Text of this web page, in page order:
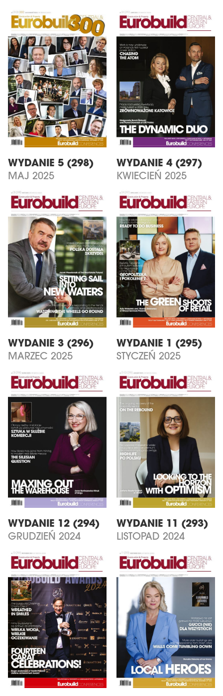
WYDANIE 5 (298)
MAJ 2025
WYDANIE 4 (297)
KWIECIEŃ 2025
WYDANIE 3 (296)
MARZEC 2025
WYDANIE 1 (295)
STYCZEŃ 2025
WYDANIE 12 (294)
GRUDZIEŃ 2024
WYDANIE 11 (293)
LISTOPAD 2024